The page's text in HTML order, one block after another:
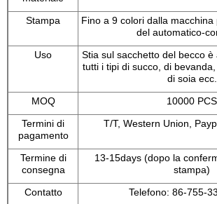
Stampa
Fino a 9 colori dalla
del automatico-
Uso
Stia sul sacchetto del becco
tutti i tipi di succo, di
di soia ecc.
MOQ
10000 PCS
Termini di
pagamento
T/T, Western Union,
Termine di
consegna
13-15days (dopo la
stampa)
Contatto
Telefono: 86-755-